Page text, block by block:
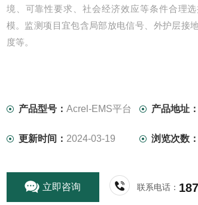
境、可靠性要求、社会经济效应等条件合理
模。监测项目宜包含局部放电信号、外护层接
度等。
产品型号： Acrel-EMS平台 产品地址：
更新时间： 2024-03-19 浏览次数：
立即咨询 联系电话：